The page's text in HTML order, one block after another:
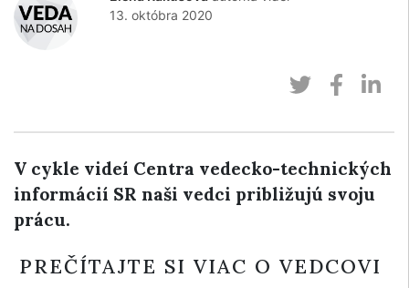
13. októbra 2020
V cykle videí Centra vedecko-technických
informácií SR naši vedci približujú svoju
prácu.
PREČÍTAJTE SI VIAC O VEDCOVI